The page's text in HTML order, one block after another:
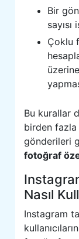
Bir
sayısı
Çoklu
Bu kurallar
birden
gönderileri
fotoğraf
Nasıl
Instagram